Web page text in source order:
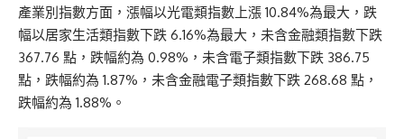
產業別指數方面，漲幅以光電類指數上漲 10.84%為最大，跌
幅以居家生活類指數下跌 6.16%為最大，未含金融類指數下跌
367.76 點，跌幅約為 0.98%，未含電子類指數下跌 386.75
點，跌幅約為 1.87%，未含金融電子類指數下跌 268.68 點，
跌幅約為 1.88%。